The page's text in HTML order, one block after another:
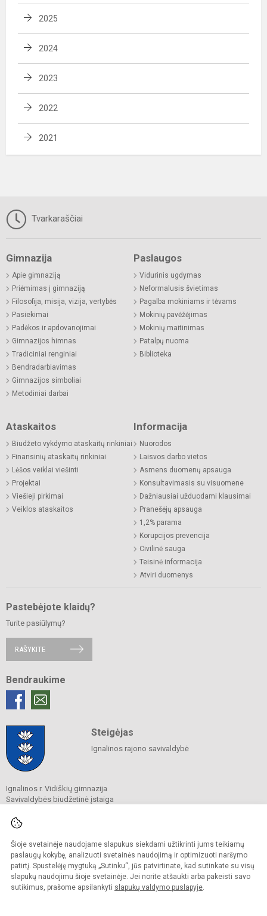
Šioje svetainėje naudojame slapukus siekdami užtikrinti jums teikiamų
paslaugų kokybę, analizuoti svetainės naudojimą ir optimizuoti naršymo
patirtį. Spustelėję mygtuką „Sutinku“, jūs patvirtinate, kad sutinkate su visų
slapukų naudojimu šioje svetainėje. Jei norite atšaukti arba pakeisti savo
sutikimus, prašome apsilankyti slapukų valdymo puslapyje.
2025
2024
2023
2022
2021
Tvarkaraščiai
Gimnazija
Apie gimnaziją
Priėmimas į gimnaziją
Filosofija, misija, vizija, vertybės
Pasiekimai
Padėkos ir apdovanojimai
Gimnazijos himnas
Tradiciniai renginiai
Bendradarbiavimas
Gimnazijos simboliai
Metodiniai darbai
Paslaugos
Vidurinis ugdymas
Neformalusis švietimas
Pagalba mokiniams ir tėvams
Mokinių pavėžėjimas
Mokinių maitinimas
Patalpų nuoma
Biblioteka
Ataskaitos
Biudžeto vykdymo ataskaitų rinkiniai
Finansinių ataskaitų rinkiniai
Lėšos veiklai viešinti
Projektai
Viešieji pirkimai
Veiklos ataskaitos
Informacija
Nuorodos
Laisvos darbo vietos
Asmens duomenų apsauga
Konsultavimasis su visuomene
Dažniausiai užduodami klausimai
Pranešėjų apsauga
1,2% parama
Korupcijos prevencija
Civilinė sauga
Teisinė informacija
Atviri duomenys
Pastebėjote klaidų?
Turite pasiūlymų?
RAŠYKITE
Bendraukime
Steigėjas
Ignalinos rajono savivaldybė
Ignalinos r. Vidiškių gimnazija
Savivaldybės biudžetinė įstaiga
Tel./ faks.
El. p.
Duomenys kaupiami ir saugomi
Juridinių asmenų registre
Įmonės kodas 191089725